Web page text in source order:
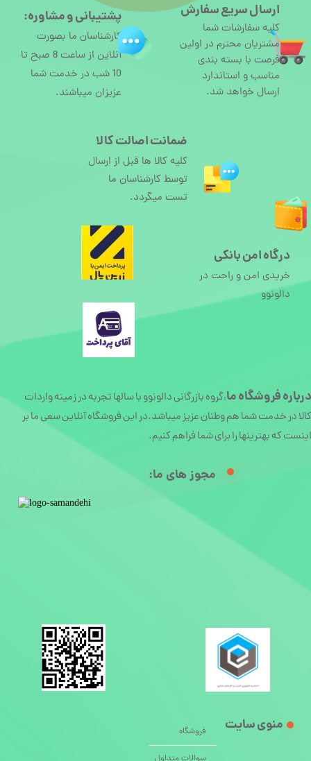
ارسال سریع سفارش
کلیه سفارشات شما
مشتریان محترم در اولین
فرصت با بسته بندی
مناسب و استاندارد
ارسال خواهد شد.
دربارهفروشگاه ما:گروه بازرگانی دالونوو با سالها تجربه در زمینه واردات
کالا در خدمت شما هم وطنان عزیز میباشد.در این فروشگاه آنلاین سعی ما بر
اینست که بهترینها را برای شما فراهم کنیم.
فروشگاه منوی سایت
درگاه امن بانکی
خریدی امن و راحت در
دالونوو
پشتیبانی و مشاوره:
کارشناسان ما بصورت
آنلاین از ساعت 8 صبح تا
10 شب در خدمت شما
عزیزان میباشند.
ضمانت اصالت کالا
کلیه کالا ها قبل از ارسال
توسط کارشناسان ما
تست میگردد.
مجوز های ما:​